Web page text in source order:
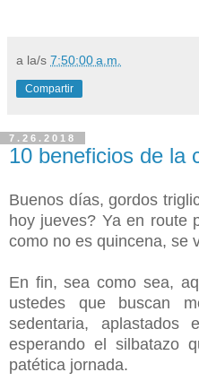
a la/s 7:50:00 a.m.
Compartir
7.26.2018
10 beneficios de la
Buenos días, gordos
hoy jueves? Ya en route
como no es quincena, se
En fin, sea como sea,
ustedes que buscan
sedentaria,
esperando el silbatazo
patética jornada.